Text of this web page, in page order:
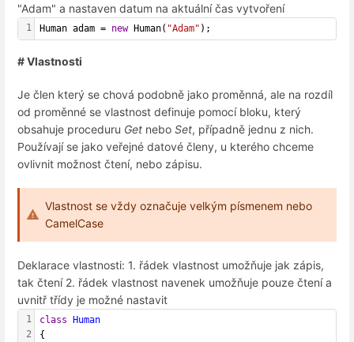
"Adam" a nastaven datum na aktuální čas vytvoření
1 Human adam = new Human( "Adam" );
# Vlastnosti
Je člen který se chová podobně jako proměnná, ale na rozdíl
od proměnné se vlastnost definuje pomocí bloku, který
obsahuje proceduru Get nebo Set, případně jednu z nich.
Používají se jako veřejné datové členy, u kterého chceme
ovlivnit možnost čtení, nebo zápisu.
Vlastnost se vždy označuje velkým písmenem nebo
CamelCase
Deklarace vlastnosti: 1. řádek vlastnost umožňuje jak zápis,
tak čtení 2. řádek vlastnost navenek umožňuje pouze čtení a
uvnitř třídy je možné nastavit
1
2
class
Human
{